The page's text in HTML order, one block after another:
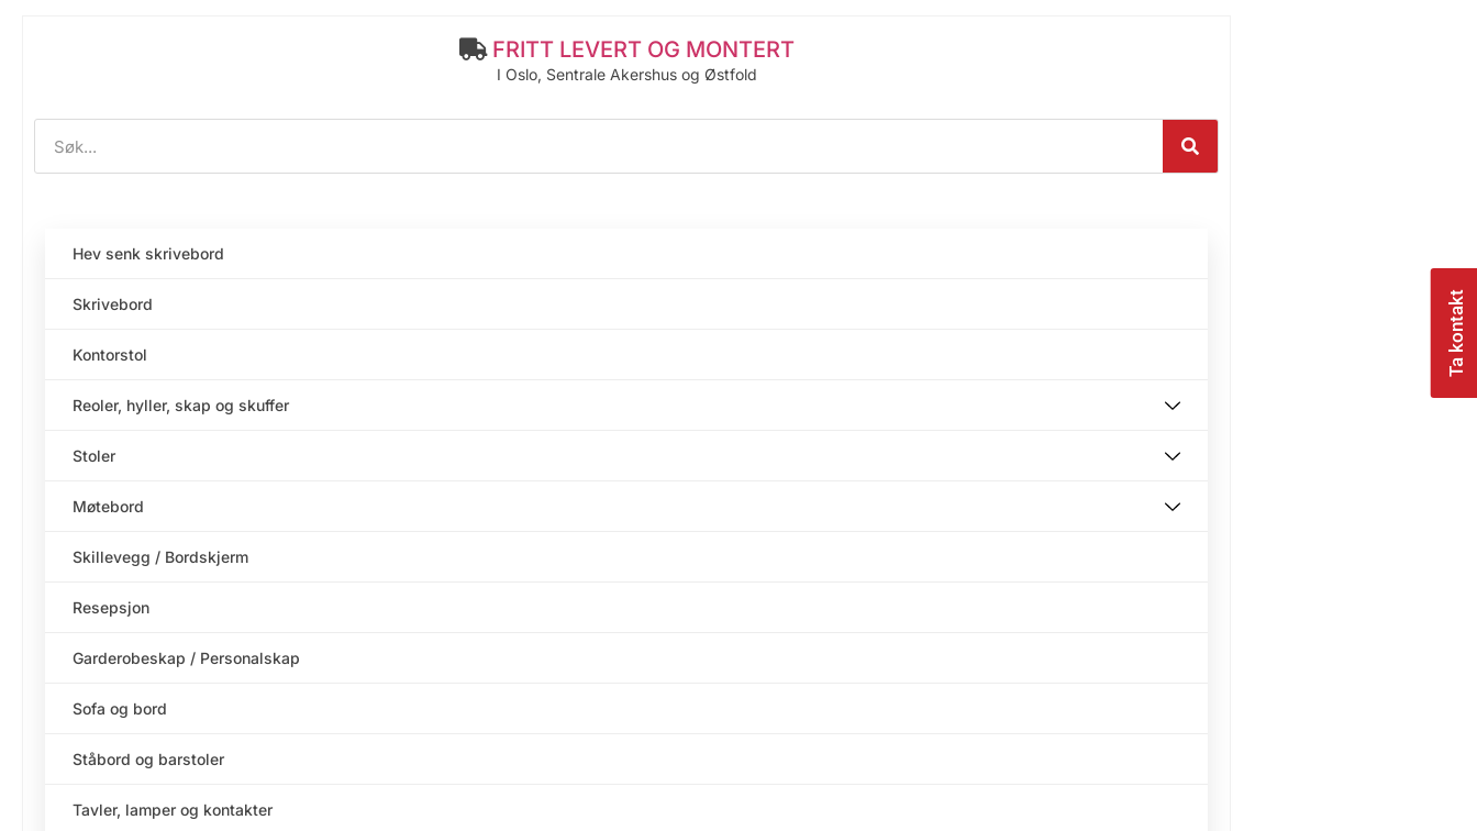
Ta kontakt
FRITT LEVERT OG MONTERT
I Oslo, Sentrale Akershus og Østfold
Hev senk skrivebord
Skrivebord
Kontorstol
Reoler, hyller, skap og skuffer
Stoler
Møtebord
Skillevegg / Bordskjerm
Resepsjon
Garderobeskap / Personalskap
Sofa og bord
Ståbord og barstoler
Tavler, lamper og kontakter